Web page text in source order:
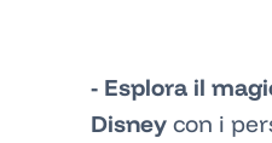
- Esplora il
Disney con i